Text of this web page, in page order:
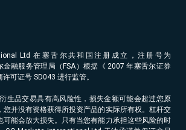
Ltd 在塞舌尔共和国注册成立，注册号为
金融服务管理局（FSA）根据《 2007 年塞舌尔证券
可证号 SD043 进行监管。
生品交易具有高风险性，损失金额可能会超过您原
您并没有资格获得所投资产品的实际所有权。杠杆交
可能会放大损失。只有当您有能力承担这些风险的时